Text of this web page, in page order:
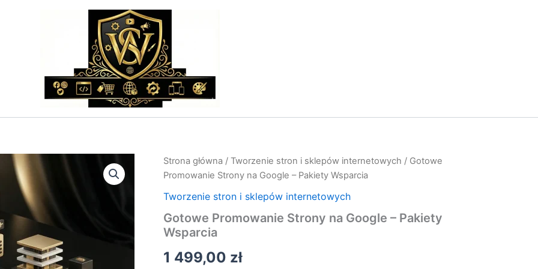
Strona główna / Tworzenie stron i sklepów internetowych / Gotowe
Promowanie Strony na Google – Pakiety Wsparcia
Tworzenie stron i sklepów internetowych
Gotowe Promowanie Strony na Google – Pakiety
Wsparcia
1 499,00 zł
ilość
Gotowe
Strony
Google
–
Wsparcia